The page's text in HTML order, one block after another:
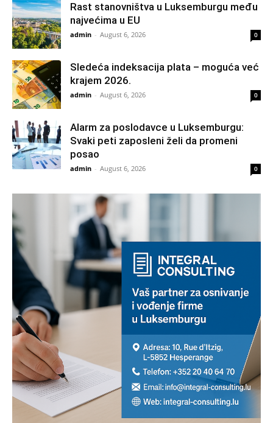
Rast stanovništva u Luksemburgu među
najvećima u EU
admin - August 6, 2026 0
Sledeća indeksacija plata – moguća već
krajem 2026.
admin - August 6, 2026 0
Alarm za poslodavce u Luksemburgu:
Svaki peti zaposleni želi da promeni
posao
admin - August 6, 2026 0